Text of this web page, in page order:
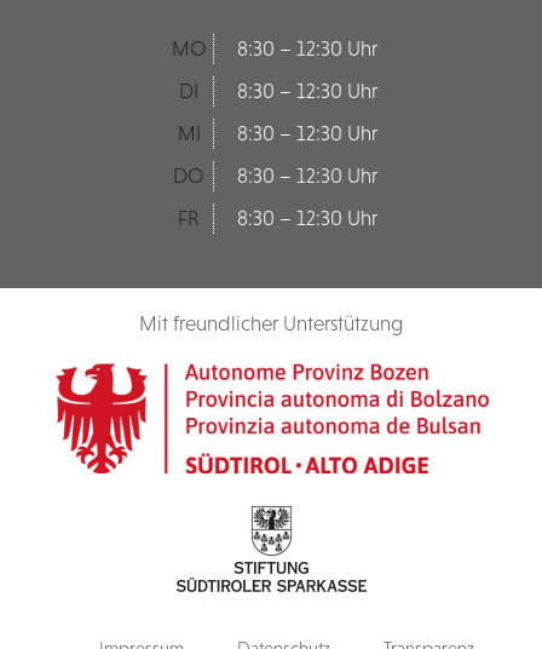
MO
8:30 – 12:30 Uhr
DI
8:30 – 12:30 Uhr
MI
8:30 – 12:30 Uhr
DO
8:30 – 12:30 Uhr
FR
8:30 – 12:30 Uhr
Mit freundlicher Unterstützung